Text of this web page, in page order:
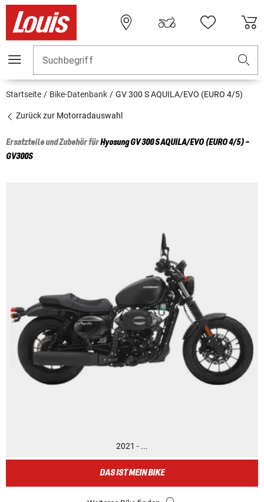
Suchbegriff
Startseite Bike-Datenbank GV 300 S AQUILA/EVO (EURO 4/5)
Zurück zur Motorradauswahl
Ersatzteile und Zubehör fürHyosungGV 300 S AQUILA/EVO (EURO 4/5) -
GV300S
2021 - ...
DAS IST MEIN BIKE